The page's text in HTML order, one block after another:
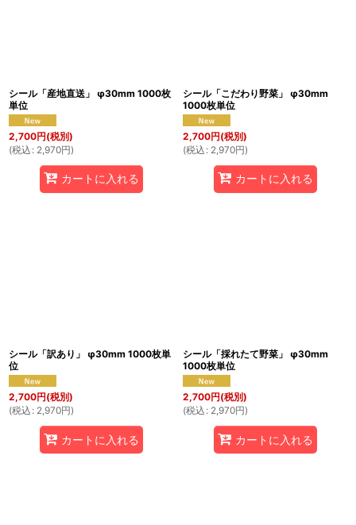
シール「産地直送」 φ30mm 1000枚
単位
2,700円(税別)
(税込 : 2,970円)
カートに入れる
シール「こだわり野菜」 φ30mm
1000枚単位
2,700円(税別)
(税込 : 2,970円)
カートに入れる
シール「訳あり」 φ30mm 1000枚単
位
2,700円(税別)
(税込 : 2,970円)
カートに入れる
シール「採れたて野菜」 φ30mm
1000枚単位
2,700円(税別)
(税込 : 2,970円)
カートに入れる